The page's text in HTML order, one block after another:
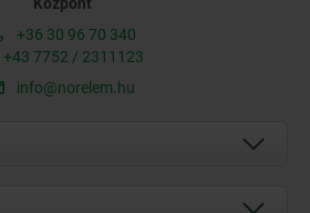
+36 30 96 70 340
7752 / 2311123
info@norelem.hu